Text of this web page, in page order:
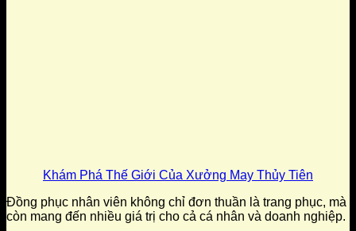
Khám Phá Thế Giới Của Xưởng May Thủy Tiên
Đồng phục nhân viên không chỉ đơn thuần là trang phục, mà
còn mang đến nhiều giá trị cho cả cá nhân và doanh nghiệp.